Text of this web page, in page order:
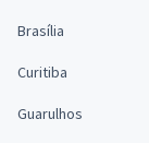
Brasília
Curitiba
Guarulhos